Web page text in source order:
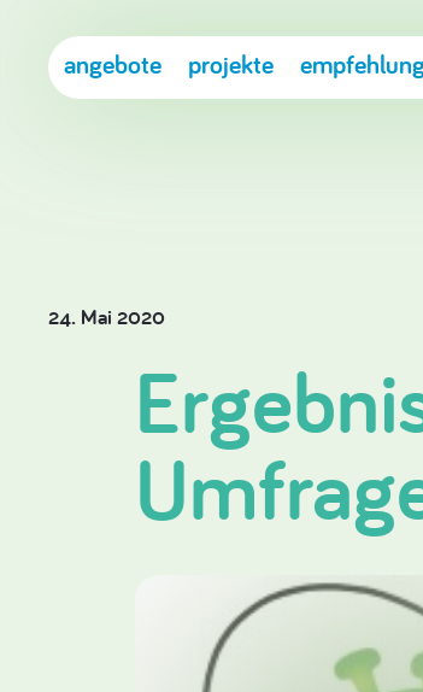
angebote projekte
24. Mai 2020